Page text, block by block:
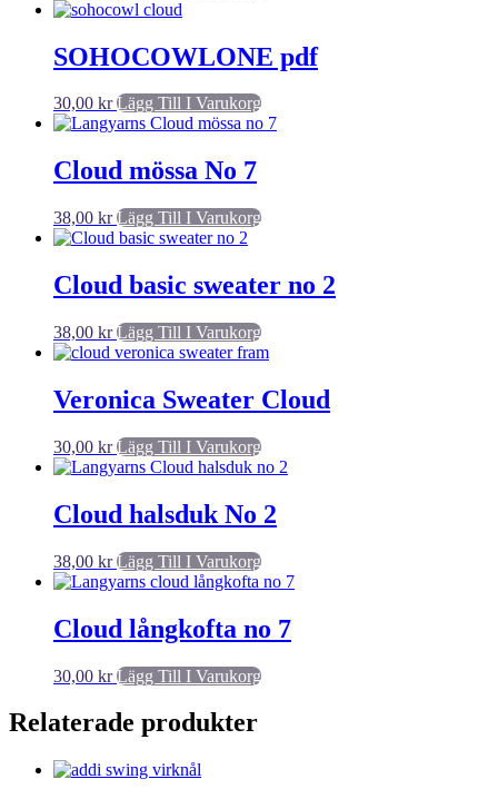
SOHOCOWLONE pdf
30,00 kr Lägg Till I Varukorg
Cloud mössa No 7
38,00 kr Lägg Till I Varukorg
Cloud basic sweater no 2
38,00 kr Lägg Till I Varukorg
Veronica Sweater Cloud
30,00 kr Lägg Till I Varukorg
Cloud halsduk No 2
38,00 kr Lägg Till I Varukorg
Cloud långkofta no 7
30,00 kr Lägg Till I Varukorg
Relaterade produkter